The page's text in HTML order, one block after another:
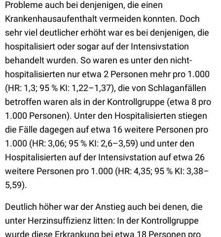
Probleme auch bei denjenigen, die einen
Krankenhausaufenthalt vermeiden konnten. Doch
sehr viel deutlicher erhöht war es bei denjenigen, die
hospitalisiert oder sogar auf der Intensivstation
behandelt wurden. So waren es unter den nicht-
hospitalisierten nur etwa 2 Personen mehr pro 1.000
(HR: 1,3; 95 % KI: 1,22–1,37), die von Schlaganfällen
betroffen waren als in der Kontrollgruppe (etwa 8 pro
1.000 Personen). Unter den Hospitalisierten stiegen
die Fälle dagegen auf etwa 16 weitere Personen pro
1.000 (HR: 3,06; 95 % KI: 2,6–3,59) und unter den
Hospitalisierten auf der Intensivstation auf etwa 26
weitere Personen pro 1.000 (HR: 4,35; 95 % KI: 3,38–
5,59).
Deutlich höher war der Anstieg auch bei denen, die
unter Herzinsuffizienz litten: In der Kontrollgruppe
wurde diese Erkrankung bei etwa 18 Personen pro